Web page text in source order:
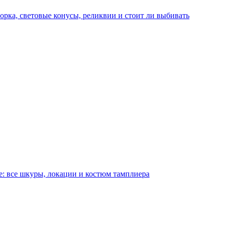
световые конусы, реликвии и стоит ли выбивать
все шкуры, локации и костюм тамплиера